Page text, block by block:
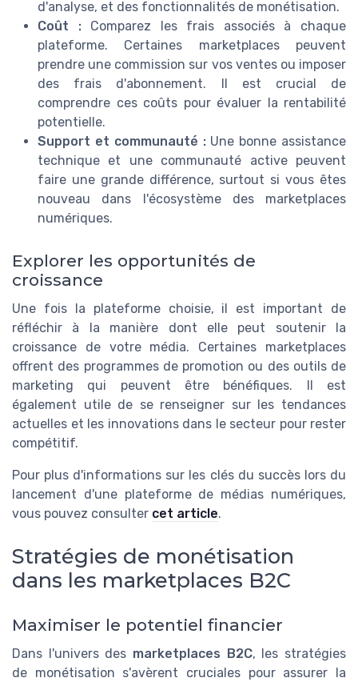
d'analyse, et des fonctionnalités de monétisation.
Coût :Comparez les frais associés à chaque
plateforme. Certaines marketplaces peuvent
prendre une commission sur vos ventes ou imposer
des frais d'abonnement. Il est crucial de
comprendre ces coûts pour évaluer la rentabilité
potentielle.
Support et communauté :Une bonne assistance
technique et une communauté active peuvent
faire une grande différence, surtout si vous êtes
nouveau dans l'écosystème des marketplaces
numériques.
Explorer les opportunités de
croissance
Une fois la plateforme choisie, il est important de
réfléchir à la manière dont elle peut soutenir la
croissance de votre média. Certaines marketplaces
offrent des programmes de promotion ou des outils de
marketing qui peuvent être bénéfiques. Il est
également utile de se renseigner sur les tendances
actuelles et les innovations dans le secteur pour rester
compétitif.
Pour plus d'informations sur les clés du succès lors du
lancement d'une plateforme de médias numériques,
vous pouvez consulter cet article.
Stratégies de monétisation
dans les marketplaces B2C
Maximiser le potentiel financier
Dans l'univers des marketplaces B2C, les stratégies
de monétisation s'avèrent cruciales pour assurer la